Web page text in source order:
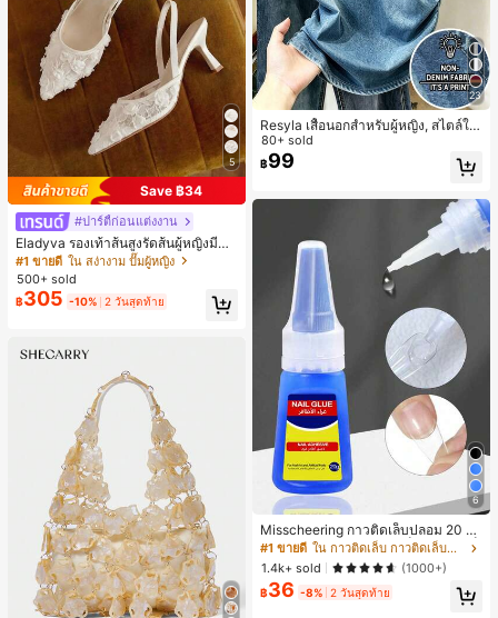
5
Save ฿34
#ปาร์ตี้ก่อนแต่งงาน
Eladyva รองเท้าส้นสูงรัดส้นผู้หญิงมีดอ
กไม้ประดับตาข่ายเสริมและสามารถสว
มได้สองแบบ ส้นสูง 7 ซม. รูปแบบโรมัน
หรูหรา ส้นเข็ม ลุคเทพนิยาย
#1 ขายดี ใน สง่างาม ปั๊มผู้หญิง
500+ sold
฿305 -10% 2 วันสุดท้าย
23
Resyla เสื้อนอกสำหรับผู้หญิง, สไตล์ให
ม่ฤดูร้อน, กีฬากลางแจ้งแบบสบายๆ, ลา
ยออกแบบ, พิมพ์ตัวอักษร & ตัวเลข สีน้ำ
เงิน แฟชั่น & อเนกประสงค์ เสื้อยืด, สตรี
สื้อยืดสำหรับผู้หญิง
80+ sold
฿99
6
Misscheering กาวติดเล็บปลอม 20 กรั
ม แรงยึดสูง เจลสติกเกอร์เล็บนุ่ม แห้งเร็
ว เหมาะสำหรับผู้เริ่มต้นทำเล็บ ติดทนน
าน
#1 ขายดี
ใน กาวติดเล็บ กาวติดเล็บและสารยึดติด
1.4k+ sold
(1000+)
฿36 -8% 2 วันสุดท้าย